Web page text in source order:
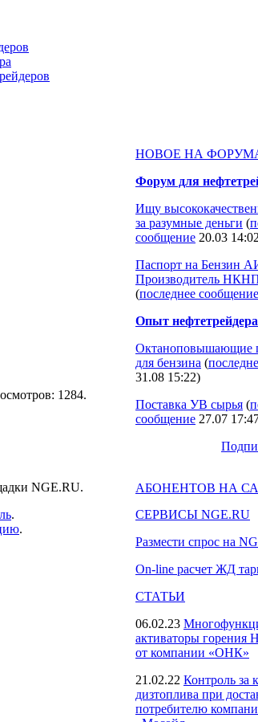
1284.
NGE.RU.
.
.
НОВОЕ НА
Форум для
Ищу
за разумные деньги (
сообщение 20.03 14:02
Паспорт на Бензин
Производитель
(последнее сообщение
Опыт нефтетрейдера
Октаноповышающие
для бензина (
31.08 15:22)
Поставка УВ сырья (
сообщение 27.07
АБОНЕНТОВ НА
СЕРВИСЫ NGE.RU
Размести спрос на
On-line расчет ЖД
СТАТЬИ
06.02.23
активаторы горения
от компании «ОНК»
21.02.22 Контроль за
дизтоплива при
потребителю